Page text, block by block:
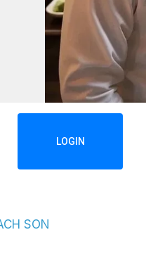
LOGIN
SON